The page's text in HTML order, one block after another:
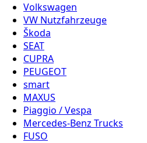
Volkswagen
VW Nutzfahrzeuge
Škoda
SEAT
CUPRA
PEUGEOT
smart
MAXUS
Piaggio / Vespa
Mercedes-Benz Trucks
FUSO